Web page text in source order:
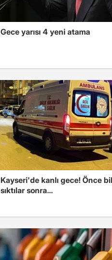
Gece yarısı 4 yeni atama
Kayseri'de kanlı gece! Önce
sıktılar sonra...